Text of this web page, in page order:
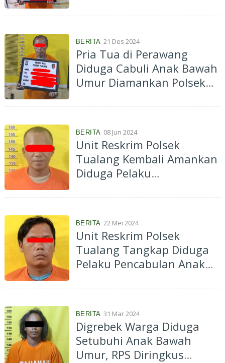
BERITA 21 Des 2024
Pria Tua di Perawang
Diduga Cabuli Anak Bawah
Umur Diamankan Polsek
BERITA 08 Jun 2024
Unit Reskrim Polsek
Tualang Kembali Amankan
Diduga Pelaku
Umur
BERITA 22 Mei 2024
Unit Reskrim Polsek
Tualang Tangkap Diduga
Pelaku Pencabulan Anak
BERITA 31 Mar 2024
Digrebek Warga Diduga
Setubuhi Anak Bawah
Umur, RPS Diringkus